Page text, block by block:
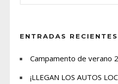
ENTRADAS RECIENTES
Campamento de verano
¡LLEGAN LOS AUTOS